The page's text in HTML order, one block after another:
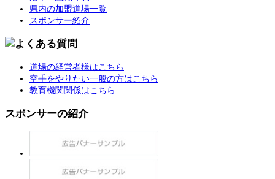
県内の加盟道場一覧
スポンサー紹介
道場の経営者様はこちら
空手をやりたい一般の方はこちら
教育機関関係はこちら
スポンサーの紹介